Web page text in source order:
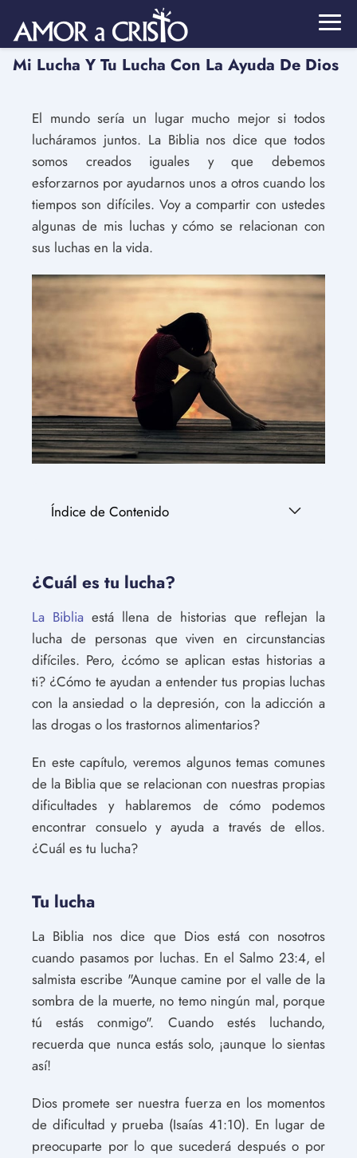
Mi Lucha Y Tu Lucha Con La Ayuda De Dios
El mundo sería un lugar mucho mejor si todos
lucháramos juntos. La Biblia nos dice que todos
somos creados iguales y que debemos
esforzarnos por ayudarnos unos a otros cuando los
tiempos son difíciles. Voy a compartir con ustedes
algunas de mis luchas y cómo se relacionan con
sus luchas en la vida.
Índice de Contenido
¿Cuál es tu lucha?
La Biblia está llena de historias que reflejan la
lucha de personas que viven en circunstancias
difíciles. Pero, ¿cómo se aplican estas historias a
ti? ¿Cómo te ayudan a entender tus propias luchas
con la ansiedad o la depresión, con la adicción a
las drogas o los trastornos alimentarios?
En este capítulo, veremos algunos temas comunes
de la Biblia que se relacionan con nuestras propias
dificultades y hablaremos de cómo podemos
encontrar consuelo y ayuda a través de ellos.
¿Cuál es tu lucha?
Tu lucha
La Biblia nos dice que Dios está con nosotros
cuando pasamos por luchas. En el Salmo 23:4, el
salmista escribe "Aunque camine por el valle de la
sombra de la muerte, no temo ningún mal, porque
tú estás conmigo". Cuando estés luchando,
recuerda que nunca estás solo, ¡aunque lo sientas
así!
Dios promete ser nuestra fuerza en los momentos
de dificultad y prueba (Isaías 41:10). En lugar de
preocuparte por lo que sucederá después o por